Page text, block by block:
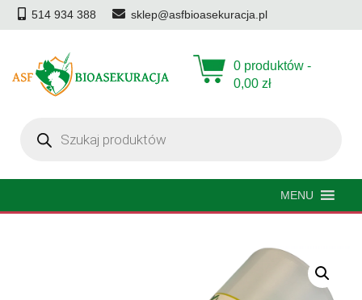
514 934 388 sklep@asfbioasekuracja.pl
0 produktów -
0,00 zł
produktów
MENU